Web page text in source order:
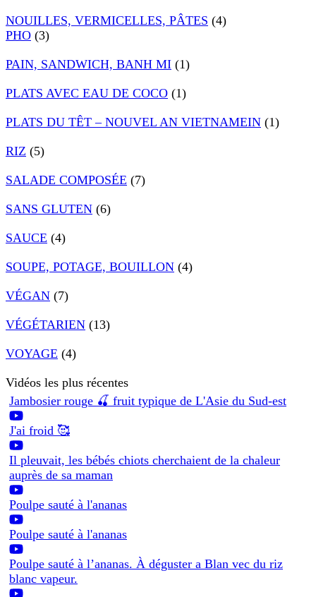
NOUILLES, VERMICELLES, PÂTES (4)
PHO (3)
PAIN, SANDWICH, BANH MI (1)
PLATS AVEC EAU DE COCO (1)
PLATS DU TÊT – NOUVEL AN VIETNAMEIN (1)
RIZ (5)
SALADE COMPOSÉE (7)
SANS GLUTEN (6)
SAUCE (4)
SOUPE, POTAGE, BOUILLON (4)
VÉGAN (7)
VÉGÉTARIEN (13)
VOYAGE (4)
Vidéos les plus récentes
Jambosier rouge 🍒 fruit typique de L'Asie du Sud-est
J'ai froid 🥰
Il pleuvait, les bébés chiots cherchaient de la chaleur
auprès de sa maman
Poulpe sauté à l'ananas
Poulpe sauté à l'ananas
Poulpe sauté à l’ananas. À déguster a Blan vec du riz
blanc vapeur.